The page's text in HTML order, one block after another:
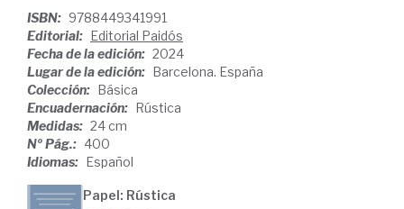
ISBN: 9788449341991
Editorial: Editorial Paidós
Fecha de la edición: 2024
Lugar de la edición: Barcelona. España
Colección: Básica
Encuadernación: Rústica
Medidas: 24 cm
Nº Pág.: 400
Idiomas: Español
Papel: Rústica